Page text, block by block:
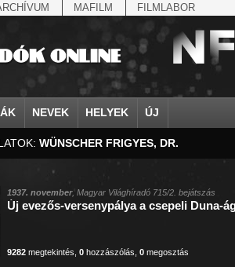
MAFILM FILMLABOR
NEVEK HELYEK ÚJ
állatvilág
amerikai magyarok
Anschluss
antant
antant
Antikomintern
április 4.
arisztokrácia
Aczél Ilona
Ádám Zoltán
Ady Endre
Agárdi Gábor
Ágotai Géza, dr.
Ahn Eak-tai
Aimone savoya-
Albert Ferenc
Albert Ferenc
Addisz-Abeba
Adony
Adua
Afrika
Aintree
Alag
Albánia
WÜNSCHER FRIGYES, DR.
1937. november, Magyar Világhíradó 715/2. bejátszás
Új evezős-versenypálya a csepeli Duna-
9282 megtekintés ,0 hozzászólás ,0 megosztás